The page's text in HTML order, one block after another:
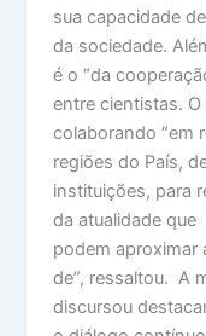
sua capacidade
da sociedade.
é o “da
entre cientistas.
colaborando “em
regiões do País,
instituições, para
da atualidade que
podem aproximar
de”, ressaltou. A
discursou